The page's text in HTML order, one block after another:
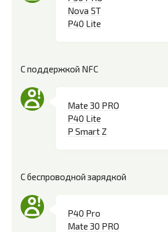
Nova 5T
P40 Lite
С поддержкой NFC
Mate 30 PRO
P40 Lite
P Smart Z
С беспроводной зарядкой
P40 Pro
Mate 30 PRO